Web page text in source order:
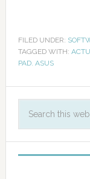
FILED UNDER:
TAGGED WITH:
PAD. ASUS